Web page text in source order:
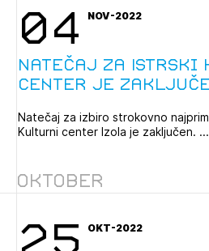
04 NOV-2022
Natečaj za
center je
Natečaj za izbiro strokovno
Kulturni center Izola je zaključen. ...
Oktober
25 OKT-2022